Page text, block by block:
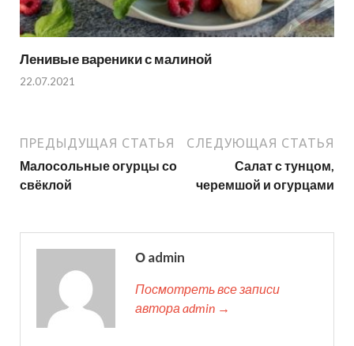
Ленивые вареники с малиной
22.07.2021
ПРЕДЫДУЩАЯ СТАТЬЯ
Малосольные огурцы со
свёклой
СЛЕДУЮЩАЯ СТАТЬЯ
Салат с тунцом,
черемшой и огурцами
О admin
Посмотреть все записи
автора admin →